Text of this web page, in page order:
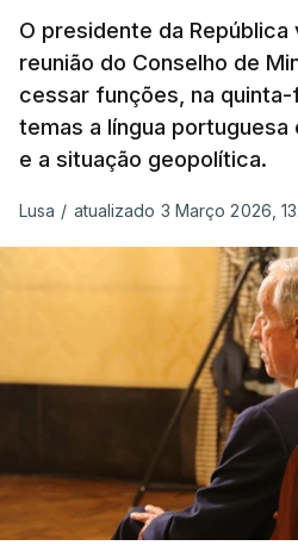
NATO no Kosovo, e, mais
MINUSCA, como 2.º
Militar da ONU para a
Africana".
"Foi ainda
chefe do Branch
Operações na Divisão de
acumulando com
de Proteção da Força e de
, no Quartel-
Supremo das Forças Aliadas
em Mons, Bélgica",
O tenente-general Paulo
Pereira nasceu em
Santarém, em 16 de
terminou o Curso de
O presidente da República
reunião do Conselho de
cessar funções, na
temas a língua portuguesa
e a situação geopolítica.
Lusa / atualizado 3 Março 2026,